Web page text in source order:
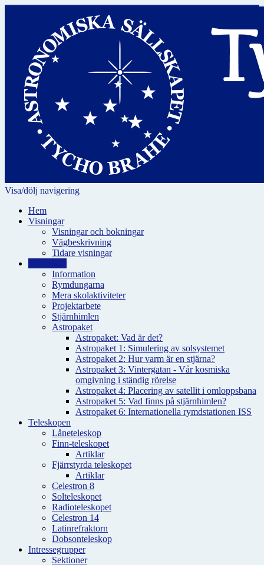
Visa/dölj navigering
Hem
Visningar
Visningar och bokningar
Vägbeskrivning
Tidare visningar
Information
Rymdungarna
Mera skolaktiviteter
Projektarbete
Stjärnhimlen
Astropaket
Astropaket: Vad är det?
Astropaket 1: Simulering av solsystemet
Astropaket 2: Hur varm är en stjärna?
Astropaket 3: Vintergatan - Vår kosmiska
omgivning i ständig rörelse
Astropaket 4: Placering av satellit i omloppsbana
Astropaket 5: Vad finns på stjärnhimlen?
Astropaket 6: Internationella rymdstationen ISS
Teleskopen
Låneteleskop
Finn-teleskopet
Artiklar
Fjärrstyrda teleskopet
Artiklar
Celestron 8
Solteleskopet
Radioteleskopet
Celestron 14
Latinrefraktorn
Dobsonteleskop
Intressegrupper
Sektioner